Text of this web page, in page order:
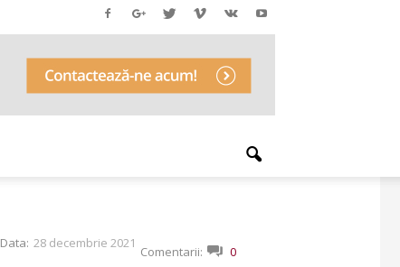
Data: 28 decembrie 2021
Comentarii:
0